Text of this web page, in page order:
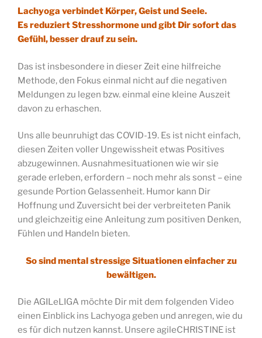
Lachyoga verbindet Körper, Geist und Seele.
Es reduziert Stresshormone und gibt Dir sofort das
Gefühl, besser drauf zu sein.
Das ist insbesondere in dieser Zeit eine hilfreiche
Methode, den Fokus einmal nicht auf die negativen
Meldungen zu legen bzw. einmal eine kleine Auszeit
davon zu erhaschen.
Uns alle beunruhigt das COVID-19. Es ist nicht einfach,
diesen Zeiten voller Ungewissheit etwas Positives
abzugewinnen. Ausnahmesituationen wie wir sie
gerade erleben, erfordern – noch mehr als sonst – eine
gesunde Portion Gelassenheit. Humor kann Dir
Hoffnung und Zuversicht bei der verbreiteten Panik
und gleichzeitig eine Anleitung zum positiven Denken,
Fühlen und Handeln bieten.
So sind mental stressige Situationen einfacher zu
bewältigen.
Die AGILeLIGA möchte Dir mit dem folgenden Video
einen Einblick ins Lachyoga geben und anregen, wie du
es für dich nutzen kannst. Unsere agileCHRISTINE ist